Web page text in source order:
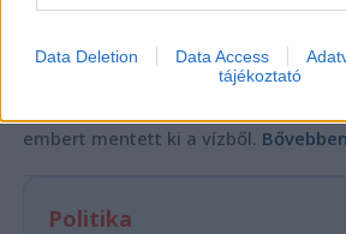
Data Deletion Data Access
tájékoztató
Migráció
Kigyulladt egy illegális
embert mentett ki a vízből.
Politika